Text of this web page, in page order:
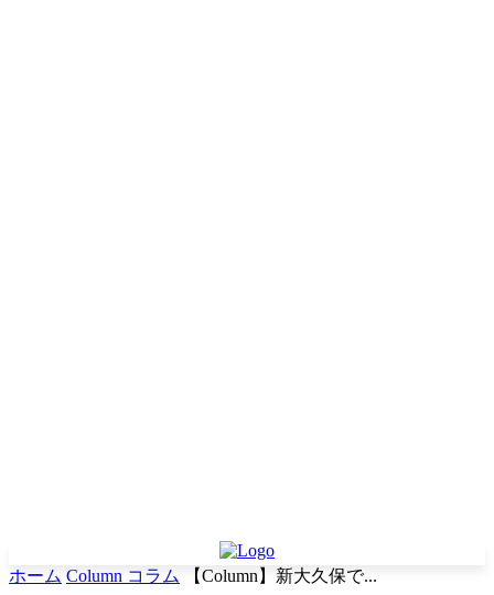
ホーム Column コラム 【Column】新大久保で...